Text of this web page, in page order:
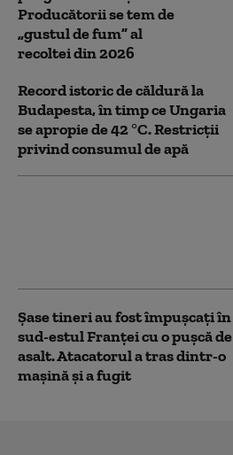
Producătorii se tem de
„gustul de fum” al
recoltei din 2026
Record istoric de căldură la
Budapesta, în timp ce Ungaria
se apropie de 42 °C. Restricții
privind consumul de apă
Şase tineri au fost împuşcați în
sud-estul Franţei cu o pușcă de
asalt. Atacatorul a tras dintr-o
maşină și a fugit